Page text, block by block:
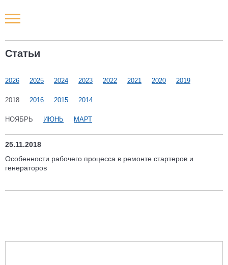
Статьи
2026 2025 2024 2023 2022 2021 2020 2019
2018 2016 2015 2014
НОЯБРЬ ИЮНЬ МАРТ
25.11.2018
Особенности рабочего процесса в ремонте стартеров и
генераторов
Новости РФ
Наши мероприятия
Статьи